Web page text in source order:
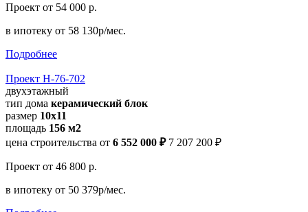
Проект от 54 000 р.
в ипотеку от 58 130р/мес.
Подробнее
Проект Н-76-702
двухэтажный
тип дома керамический блок
размер 10x11
площадь 156 м2
цена строительства от 6 552 000 ₽ 7 207 200 ₽
Проект от 46 800 р.
в ипотеку от 50 379р/мес.